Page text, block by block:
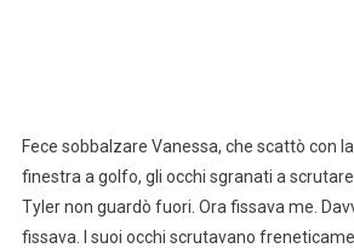
Fece sobbalzare Vanessa, che scattò con
finestra a golfo, gli occhi sgranati a
Tyler non guardò fuori. Ora fissava me.
fissava. I suoi occhi scrutavano